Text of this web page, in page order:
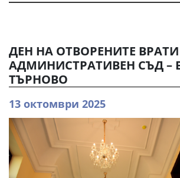
ДЕН НА ОТВОРЕНИТЕ
АДМИНИСТРАТИВЕН СЪД –
ТЪРНОВО
13 октомври 2025